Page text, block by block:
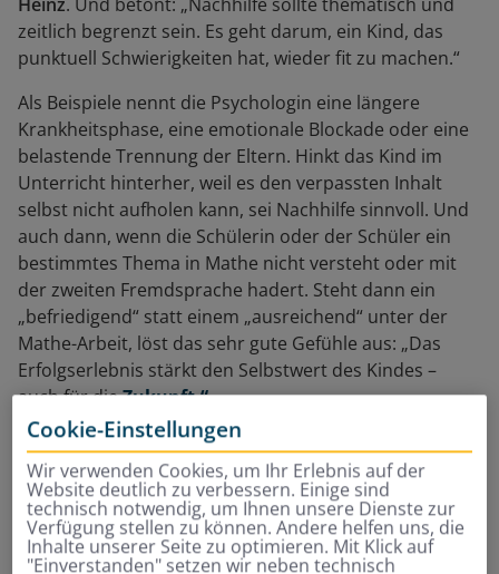
zeitlich begrenzt sein. Es geht darum, ein Kind, das
punktuell Schwierigkeiten hat, wieder fit zu machen.“
Als Beispiele nennt die Psychologin eine längere
Krankheitsphase, eine emotionale Blockade oder eine
belastende Trennung der Eltern. Hinkt das Kind im
Unterricht hinterher, weil es den verpassten Inhalt
selbst nicht aufholen kann, sei Nachhilfe sinnvoll. Und
auch dann, wenn die Schülerin oder der Schüler ein
bestimmtes Thema in Mathe nicht versteht oder mit
der zweiten Fremdsprache hadert. Steht dann ein
„befriedigend“ statt einem „ausreichend“ unter der
Mathe-Arbeit, löst das sehr gute Gefühle aus: „Das
Erfolgserlebnis stärkt den Selbstwert des Kindes –
auch für dieZukunft.“
Cookie-Einstellungen
Wir verwenden Cookies, um Ihr Erlebnis auf der
Website deutlich zu verbessern. Einige sind
technisch notwendig, um Ihnen unsere Dienste zur
Verfügung stellen zu können. Andere helfen uns, die
Inhalte unserer Seite zu optimieren. Mit Klick auf
"Einverstanden" setzen wir neben technisch